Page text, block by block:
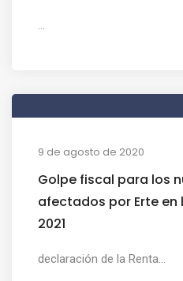
...
9 de agosto de 2020
Golpe fiscal para los
afectados por Erte
2021
declaración de la Renta...